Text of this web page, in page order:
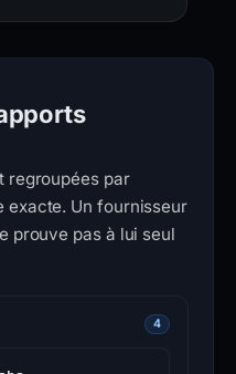
regroupées par
exacte. Un fournisseur
prouve pas à lui seul
4